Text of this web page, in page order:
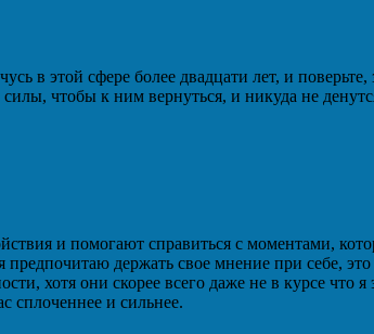
в этой сфере более двадцати лет, и
чтобы к ним вернуться, и никуда не
и помогают справиться с моментами,
держать свое мнение при себе,
хотя они скорее всего даже не в курсе
сплоченнее и сильнее.